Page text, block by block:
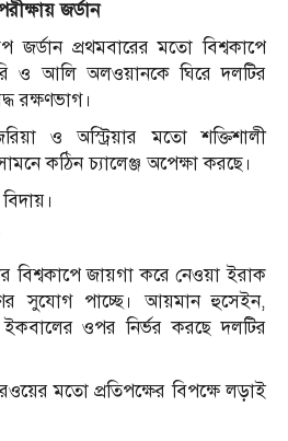
জর্ডান
জর্ডান প্রথমবারের মতো বিশ্বকাপে
ও আলি অলওয়ানকে ঘিরে দলটির
রক্ষণভাগ।
ও অস্ট্রিয়ার মতো শক্তিশালী
কঠিন চ্যালেঞ্জ অপেক্ষা করছে।
বিশ্বকাপে জায়গা করে নেওয়া ইরাক
সুযোগ পাচ্ছে। আয়মান হুসেইন,
ওপর নির্ভর করছে দলটির
মতো প্রতিপক্ষের বিপক্ষে লড়াই